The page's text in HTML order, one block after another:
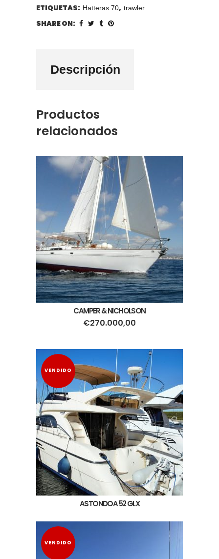
ETIQUETAS: Hatteras 70, trawler
SHARE ON:
Descripción
Productos
relacionados
CAMPER & NICHOLSON
€270.000,00
VENDIDO
ASTONDOA 52 GLX
VENDIDO